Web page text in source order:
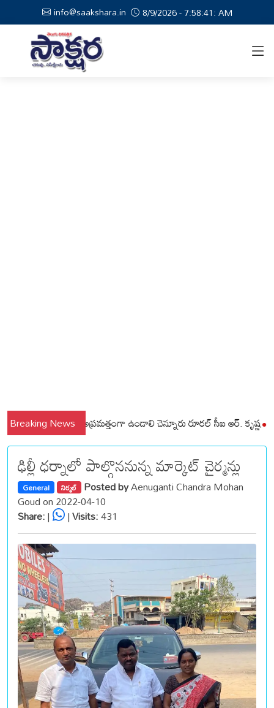
info@saakshara.in 8/9/2026 - 7:58:42: AM
Breaking News
ప్రజలు అప్రమత్తంగా ఉండాలి చెన్నూరు రూరల్ సీఐ ఆర్. కృష్ణ
ఢిల్లీ ధర్నాలో పాల్గొననున్న మార్కెట్ చైర్మన్లు
General నిర్మల్ Posted byAenuganti Chandra Mohan
Goud on 2022-04-10
Share:| |Visits:431